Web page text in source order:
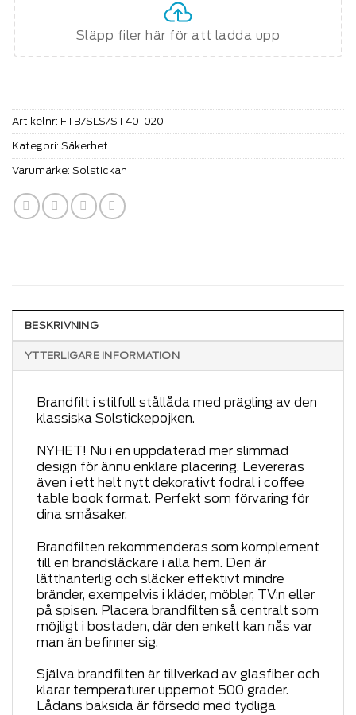
Släpp filer här för att ladda upp
Artikelnr: FTB/SLS/ST40-020
Kategori: Säkerhet
Varumärke: Solstickan
BESKRIVNING
YTTERLIGARE INFORMATION
Brandfilt i stilfull stållåda med prägling av den
klassiska Solstickepojken.
NYHET! Nu i en uppdaterad mer slimmad
design för ännu enklare placering. Levereras
även i ett helt nytt dekorativt fodral i coffee
table book format. Perfekt som förvaring för
dina småsaker.
Brandfilten rekommenderas som komplement
till en brandsläckare i alla hem. Den är
lätthanterlig och släcker effektivt mindre
bränder, exempelvis i kläder, möbler, TV:n eller
på spisen. Placera brandfilten så centralt som
möjligt i bostaden, där den enkelt kan nås var
man än befinner sig.
Själva brandfilten är tillverkad av glasfiber och
klarar temperaturer uppemot 500 grader.
Lådans baksida är försedd med tydliga